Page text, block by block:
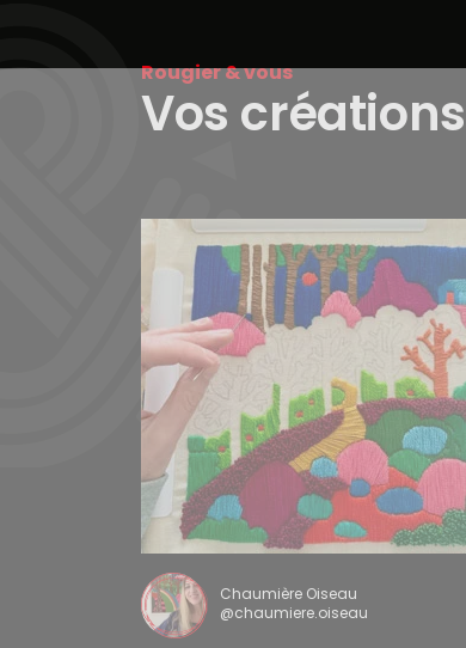
Rougier & vous
Vos
Chaumière Oiseau
@chaumiere.oiseau